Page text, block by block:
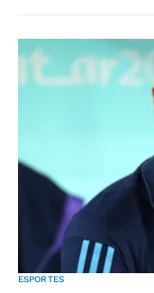
ESPORTES